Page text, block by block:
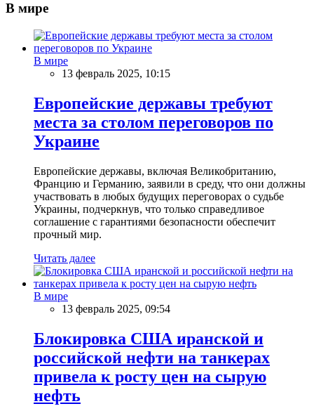
В мире
В мире
13 февраль 2025, 10:15
Европейские державы требуют
места за столом переговоров по
Украине
Европейские державы, включая Великобританию,
Францию и Германию, заявили в среду, что они должны
участвовать в любых будущих переговорах о судьбе
Украины, подчеркнув, что только справедливое
соглашение с гарантиями безопасности обеспечит
прочный мир.
Читать далее
В мире
13 февраль 2025, 09:54
Блокировка США иранской и
российской нефти на танкерах
привела к росту цен на сырую
нефть